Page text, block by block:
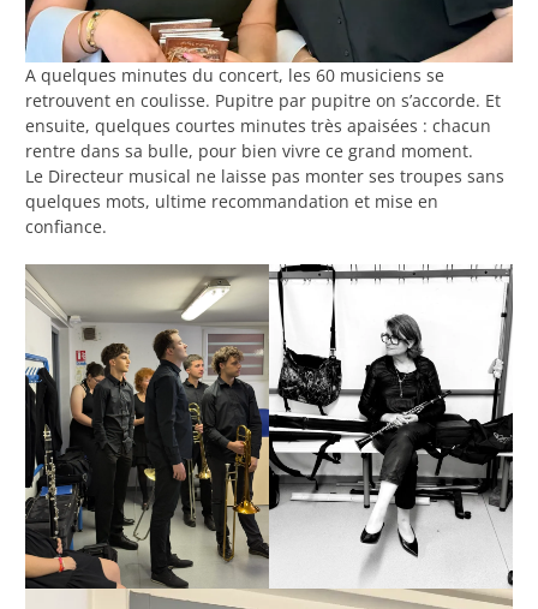
A quelques minutes du concert, les 60 musiciens se
retrouvent en coulisse. Pupitre par pupitre on s’accorde. Et
ensuite, quelques courtes minutes très apaisées : chacun
rentre dans sa bulle, pour bien vivre ce grand moment.
Le Directeur musical ne laisse pas monter ses troupes sans
quelques mots, ultime recommandation et mise en
confiance.